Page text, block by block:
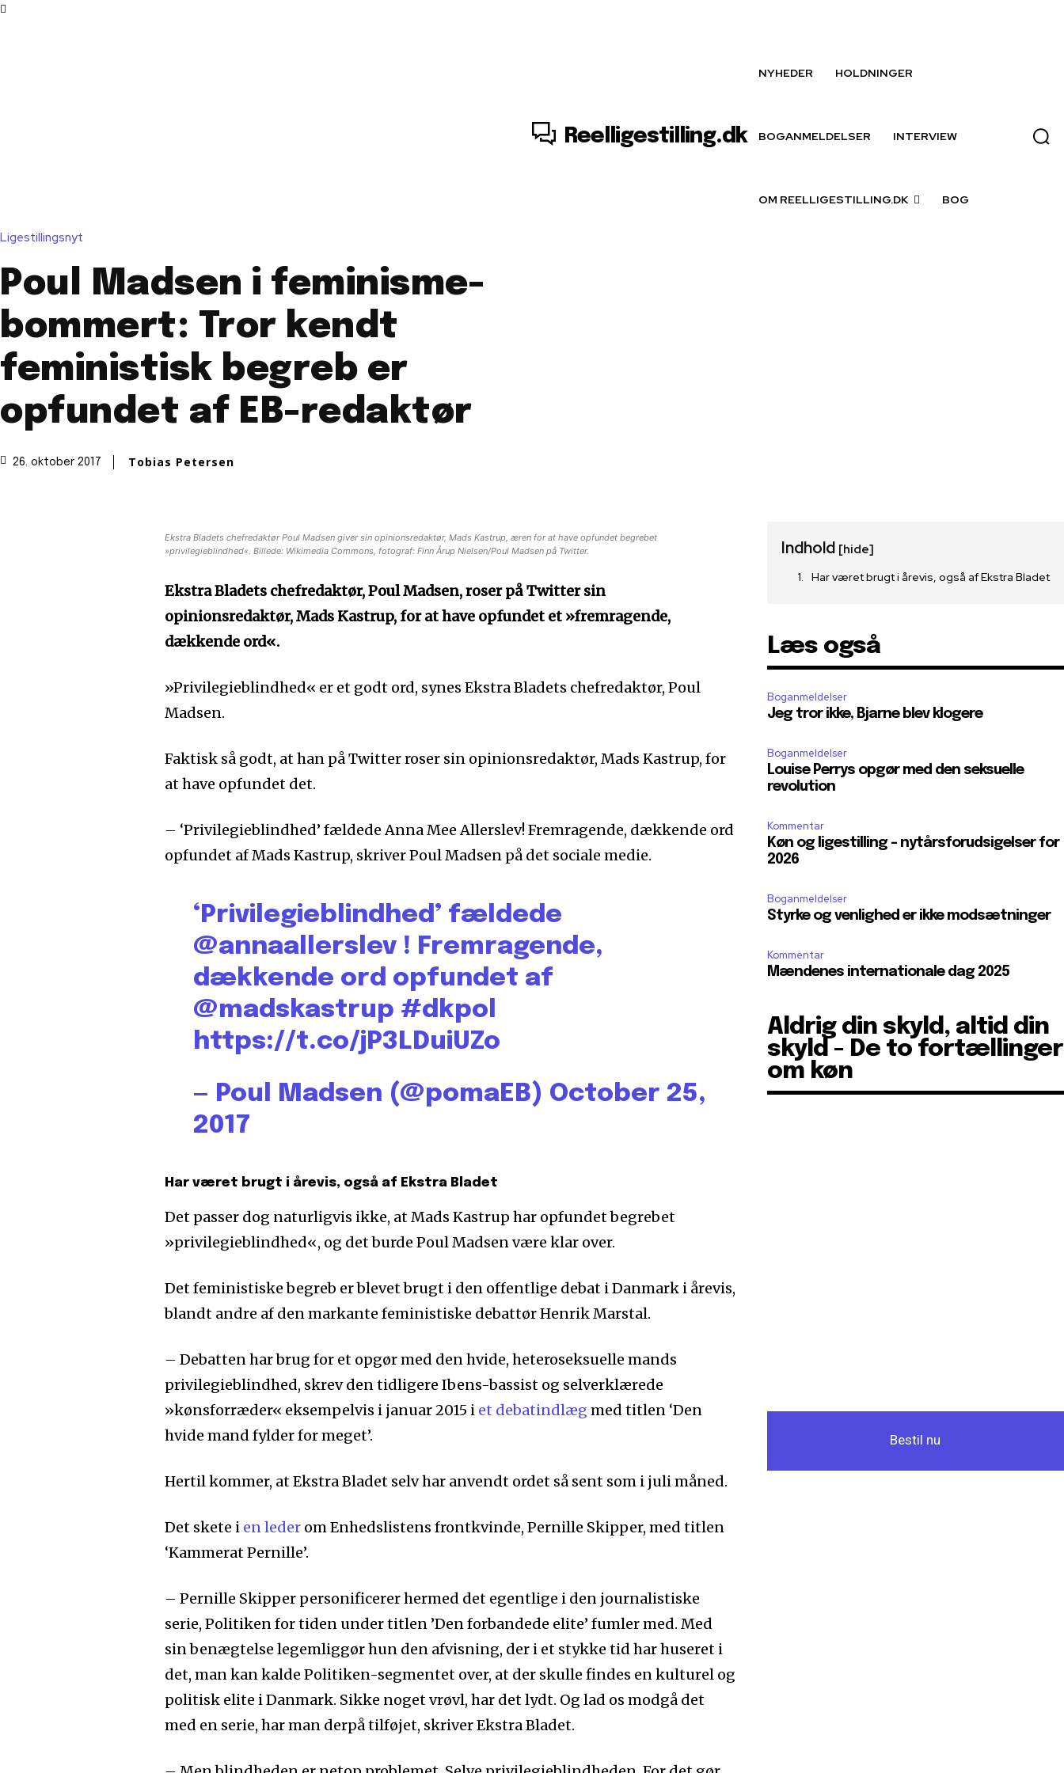
Reelligestilling.dk
NYHEDER HOLDNINGER
BOGANMELDELSER INTERVIEW
OM REELLIGESTILLING.DK BOG
Ligestillingsnyt
Poul Madsen i feminisme-
bommert: Tror kendt
feministisk begreb er
opfundet af EB-redaktør
26. oktober 2017 Tobias Petersen
Ekstra Bladets chefredaktør Poul Madsen giver sin opinionsredaktør, Mads Kastrup, æren for at have opfundet begrebet
»privilegieblindhed«. Billede: Wikimedia Commons, fotograf: Finn Årup Nielsen/Poul Madsen på Twitter.
Ekstra Bladets chefredaktør, Poul Madsen, roser på Twitter sin
opinionsredaktør, Mads Kastrup, for at have opfundet et »fremragende,
dækkende ord«.
»Privilegieblindhed« er et godt ord, synes Ekstra Bladets chefredaktør, Poul
Madsen.
Faktisk så godt, at han på Twitter roser sin opinionsredaktør, Mads Kastrup, for
at have opfundet det.
– ‘Privilegieblindhed’ fældede Anna Mee Allerslev! Fremragende, dækkende ord
opfundet af Mads Kastrup, skriver Poul Madsen på det sociale medie.
‘Privilegieblindhed’ fældede
@annaallerslev! Fremragende,
dækkende ord opfundet af
@madskastrup #dkpol
https://t.co/jP3LDuiUZo
— Poul Madsen (@pomaEB) October 25,
2017
Har været brugt i årevis, også af Ekstra Bladet
Det passer dog naturligvis ikke, at Mads Kastrup har opfundet begrebet
»privilegieblindhed«, og det burde Poul Madsen være klar over.
Det feministiske begreb er blevet brugt i den offentlige debat i Danmark i årevis,
blandt andre af den markante feministiske debattør Henrik Marstal.
– Debatten har brug for et opgør med den hvide, heteroseksuelle mands
privilegieblindhed, skrev den tidligere Ibens-bassist og selverklærede
»kønsforræder« eksempelvis i januar 2015 i et debatindlæg med titlen ‘Den
hvide mand fylder for meget’.
Hertil kommer, at Ekstra Bladet selv har anvendt ordet så sent som i juli måned.
Det skete i en lederom Enhedslistens frontkvinde, Pernille Skipper, med titlen
‘Kammerat Pernille’.
– Pernille Skipper personificerer hermed det egentlige i den journalistiske
serie, Politiken for tiden under titlen ’Den forbandede elite’ fumler med. Med
sin benægtelse legemliggør hun den afvisning, der i et stykke tid har huseret i
det, man kan kalde Politiken-segmentet over, at der skulle findes en kulturel og
politisk elite i Danmark. Sikke noget vrøvl, har det lydt. Og lad os modgå det
med en serie, har man derpå tilføjet, skriver Ekstra Bladet.
Indhold [hide]
Har været brugt i årevis, også af Ekstra Bladet
Læs også
Boganmeldelser
Jeg tror ikke, Bjarne blev klogere
Boganmeldelser
Louise Perrys opgør med den seksuelle
revolution
Kommentar
Køn og ligestilling – nytårsforudsigelser for
2026
Boganmeldelser
Styrke og venlighed er ikke modsætninger
Kommentar
Mændenes internationale dag 2025
Aldrig din skyld, altid din
skyld - De to fortællinger
om køn
Bestil nu